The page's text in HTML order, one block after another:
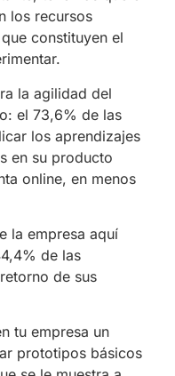
los recursos
constituyen el
la agilidad del
el 73,6% de las
los aprendizajes
en su producto
online, en menos
la empresa aquí
de las
de sus
tu empresa un
prototipos básicos